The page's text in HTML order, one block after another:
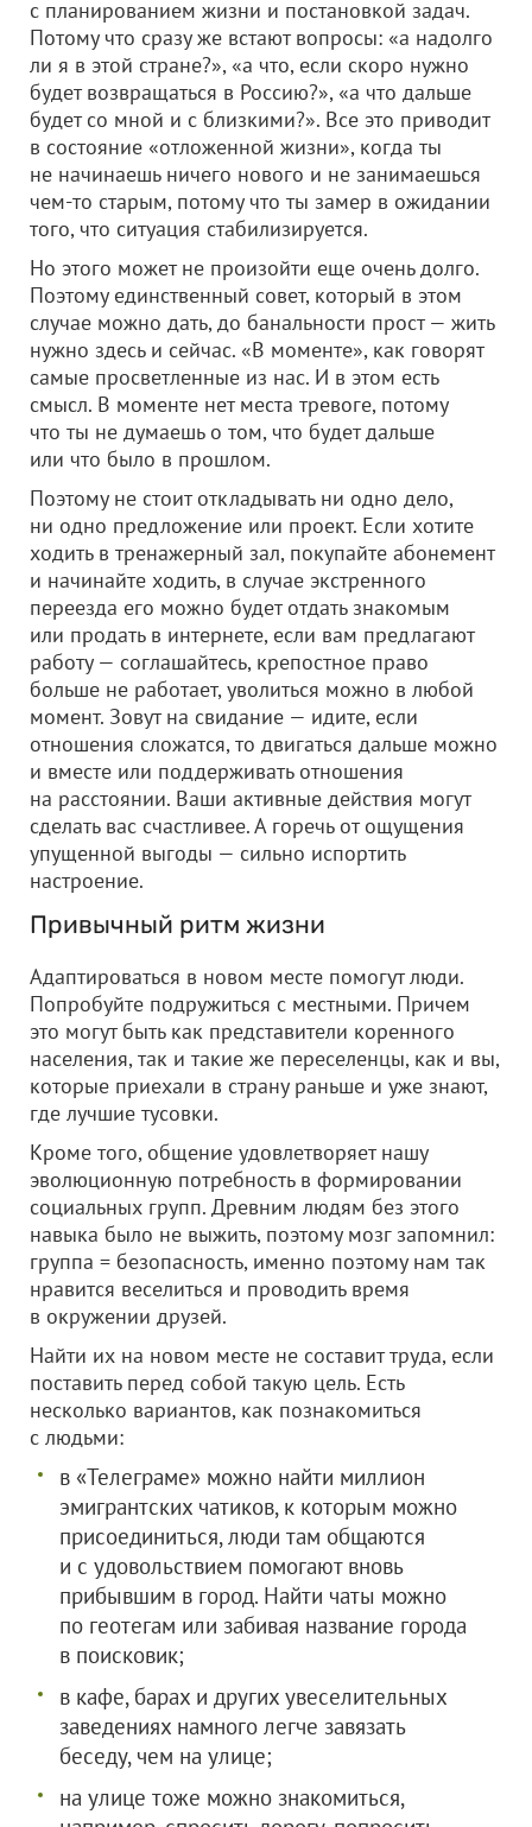
с планированием жизни и постановкой задач.
Потому что сразу же встают вопросы: «а надолго
ли я в этой стране?», «а что, если скоро нужно
будет возвращаться в Россию?», «а что дальше
будет со мной и с близкими?». Все это приводит
в состояние «отложенной жизни», когда ты
не начинаешь ничего нового и не занимаешься
чем-то старым, потому что ты замер в ожидании
того, что ситуация стабилизируется.
Но этого может не произойти еще очень долго.
Поэтому единственный совет, который в этом
случае можно дать, до банальности прост — жить
нужно здесь и сейчас. «В моменте», как говорят
самые просветленные из нас. И в этом есть
смысл. В моменте нет места тревоге, потому
что ты не думаешь о том, что будет дальше
или что было в прошлом.
Поэтому не стоит откладывать ни одно дело,
ни одно предложение или проект. Если хотите
ходить в тренажерный зал, покупайте абонемент
и начинайте ходить, в случае экстренного
переезда его можно будет отдать знакомым
или продать в интернете, если вам предлагают
работу — соглашайтесь, крепостное право
больше не работает, уволиться можно в любой
момент. Зовут на свидание — идите, если
отношения сложатся, то двигаться дальше можно
и вместе или поддерживать отношения
на расстоянии. Ваши активные действия могут
сделать вас счастливее. А горечь от ощущения
упущенной выгоды — сильно испортить
настроение.
Привычный ритм жизни
Адаптироваться в новом месте помогут люди.
Попробуйте подружиться с местными. Причем
это могут быть как представители коренного
населения, так и такие же переселенцы, как и вы,
которые приехали в страну раньше и уже знают,
где лучшие тусовки.
Кроме того, общение удовлетворяет нашу
эволюционную потребность в формировании
социальных групп. Древним людям без этого
навыка было не выжить, поэтому мозг запомнил:
группа = безопасность, именно поэтому нам так
нравится веселиться и проводить время
в окружении друзей.
Найти их на новом месте не составит труда, если
поставить перед собой такую цель. Есть
несколько вариантов, как познакомиться
с людьми:
в «Телеграме» можно найти миллион
эмигрантских чатиков, к которым можно
присоединиться, люди там общаются
и с удовольствием помогают вновь
прибывшим в город. Найти чаты можно
по геотегам или забивая название города
в поисковик;
в кафе, барах и других увеселительных
заведениях намного легче завязать
беседу, чем на улице;
на улице тоже можно знакомиться,